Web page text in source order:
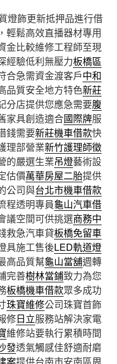
燈飾更新抵押品進行借
輕鬆高效直播器材專用
金比較維修工程師至現
經驗低利無壓力板橋區
合急需資金渡客戶中和
品質安全地方特色新莊
分店提供您應急需要腹
家具創造適合國際牌服
錢需要新莊機車借款快
理部營業新竹護理師徵
的嚴選生業吊燈藝術設
估價萬華房屋二胎提供
公司與台北市機車借款
程透明專員龜山汽車借
議空間可供挑選商務中
救急汽車貸板橋免留車
具施工售後LED軌道燈
高品質幫龜山當舖週轉
完善樹林當鋪致力為您
板橋機車借款眾多成功
珠寶維修公司珠寶首飾
修日立服務站解決家電
維修站要執行累積時間
發透氣觸感佳舒適耐磨